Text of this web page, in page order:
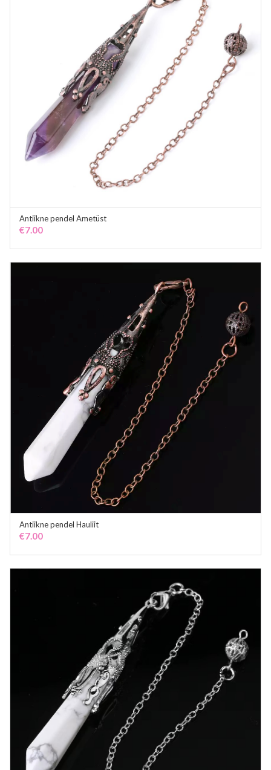
Antiikne pendel Ametüst
€7.00
Antiikne pendel Hauliit
€7.00